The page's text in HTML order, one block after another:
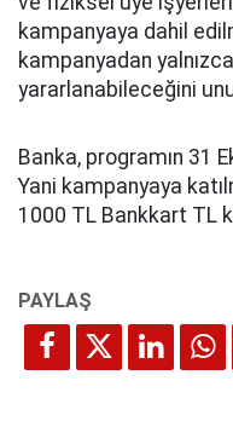
kampanyaya dahil
kampanyadan
yararlanabileceğini
Banka, programın 31
Yani kampanyaya
1000 TL Bankkart TL